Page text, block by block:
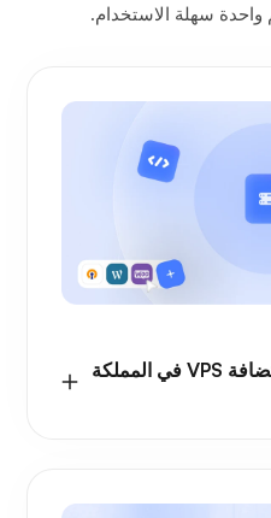
سهلة الاستخدام.
الاستخدامات التحويلية لاستضافة VPS في المملكة